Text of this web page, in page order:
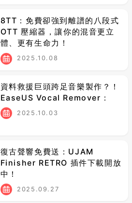
8TT：免費卻強到離譜的八段式
OTT 壓縮器，讓你的混音更立
體、更有生命力！
2025.10.08
資料救援巨頭跨足音樂製作？！
EaseUS Vocal Remover：
2025.10.03
復古聲響免費送：UJAM
Finisher RETRO 插件下載開放
中！
2025.09.27